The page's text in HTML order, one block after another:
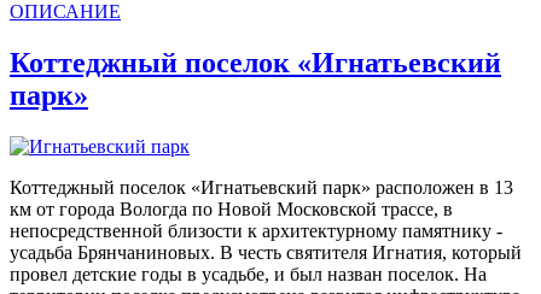
ОПИСАНИЕ
Коттеджный поселок «Игнатьевский
парк»
Коттеджный поселок «Игнатьевский парк» расположен в 13
км от города Вологда по Новой Московской трассе, в
непосредственной близости к архитектурному памятнику -
усадьба Брянчаниновых. В честь святителя Игнатия, который
провел детские годы в усадьбе, и был назван поселок. На